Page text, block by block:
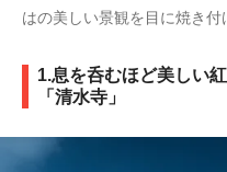
はの美しい景観を目に焼き
1.息を呑むほど美しい
「清水寺」